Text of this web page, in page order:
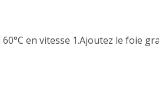
en vitesse 1.Ajoutez le foie